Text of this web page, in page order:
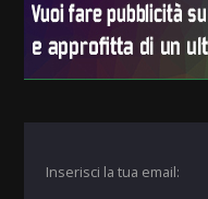
Inserisci la tua email: